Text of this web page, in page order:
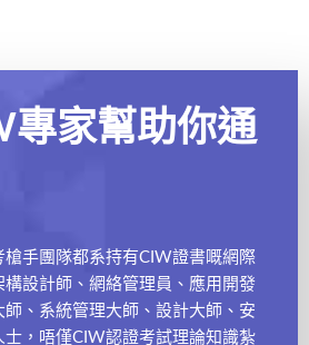
專家幫助你通
手團隊都系持有CIW證書嘅網際
構設計師、網絡管理員、應用開發
師、系統管理大師、設計大師、安
，唔僅CIW認證考試理論知識紮